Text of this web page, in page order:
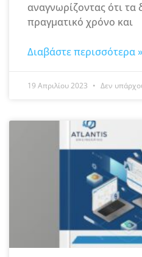
αναγνωρίζοντας ότι τα
πραγματικό χρόνο και
Διαβάστε περισσότερα »
19 Απριλίου 2023 Δεν